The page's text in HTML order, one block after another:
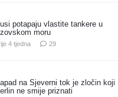
potapaju vlastite tankere u
moru
4 tjedna 29komentara
na Sjeverni tok je zločin koji
ne smije priznati